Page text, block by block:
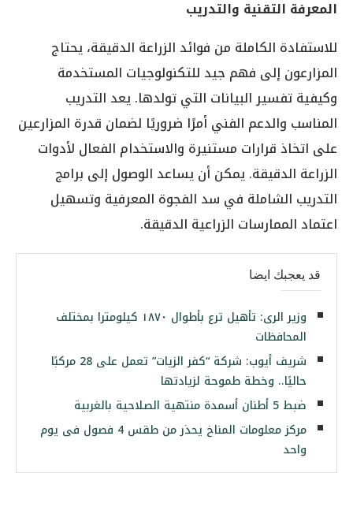
المعرفة التقنية والتدريب
للاستفادة الكاملة من فوائد الزراعة الدقيقة، يحتاج
المزارعون إلى فهم جيد للتكنولوجيات المستخدمة
وكيفية تفسير البيانات التي تولدها. يعد التدريب
المناسب والدعم الفني أمرًا ضروريًا لضمان قدرة المزارعين
على اتخاذ قرارات مستنيرة والاستخدام الفعال لأدوات
الزراعة الدقيقة. يمكن أن يساعد الوصول إلى برامج
التدريب الشاملة في سد الفجوة المعرفية وتسهيل
اعتماد الممارسات الزراعية الدقيقة.
قد يعجبك ايضا
وزير الرى: تأهيل ترع بأطوال ١٨٧٠ كيلومترا بمختلف
المحافظات
شريف أيوب: شركة “كفر الزيات” تعمل على 28 مركبًا
حاليًا.. وخطة طموحة لزيادتها
ضبط 5 أطنان أسمدة منتهية الصلاحية بالغربية
مركز معلومات المناخ يحذر من طقس 4 فصول فى يوم
واحد